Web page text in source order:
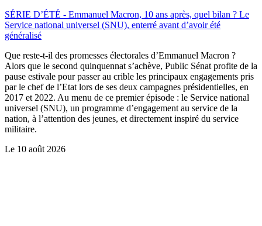
SÉRIE D’ÉTÉ - Emmanuel Macron, 10 ans après, quel bilan ? Le
Service national universel (SNU), enterré avant d’avoir été
généralisé
Que reste-t-il des promesses électorales d’Emmanuel Macron ?
Alors que le second quinquennat s’achève, Public Sénat profite de la
pause estivale pour passer au crible les principaux engagements pris
par le chef de l’Etat lors de ses deux campagnes présidentielles, en
2017 et 2022. Au menu de ce premier épisode : le Service national
universel (SNU), un programme d’engagement au service de la
nation, à l’attention des jeunes, et directement inspiré du service
militaire.
Le 10 août 2026